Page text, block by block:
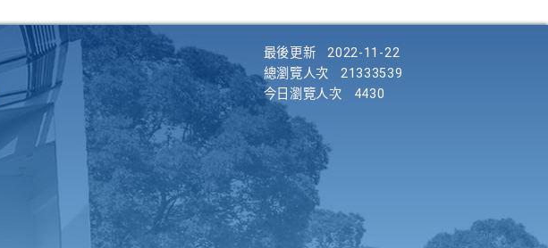
最後更新
2022-11-22
總瀏覽人次
21333539
今日瀏覽人次
4430